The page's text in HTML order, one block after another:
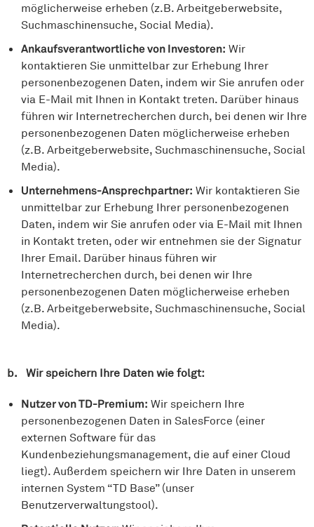
möglicherweise erheben (z.B. Arbeitgeberwebsite,
Suchmaschinensuche, Social Media).
Ankaufsverantwortliche von Investoren: Wir
kontaktieren Sie unmittelbar zur Erhebung Ihrer
personenbezogenen Daten, indem wir Sie anrufen oder
via E-Mail mit Ihnen in Kontakt treten. Darüber hinaus
führen wir Internetrecherchen durch, bei denen wir Ihre
personenbezogenen Daten möglicherweise erheben
(z.B. Arbeitgeberwebsite, Suchmaschinensuche, Social
Media).
Unternehmens-Ansprechpartner: Wir kontaktieren Sie
unmittelbar zur Erhebung Ihrer personenbezogenen
Daten, indem wir Sie anrufen oder via E-Mail mit Ihnen
in Kontakt treten, oder wir entnehmen sie der Signatur
Ihrer Email. Darüber hinaus führen wir
Internetrecherchen durch, bei denen wir Ihre
personenbezogenen Daten möglicherweise erheben
(z.B. Arbeitgeberwebsite, Suchmaschinensuche, Social
Media).
b. Wir speichern Ihre Daten wie folgt:
Nutzer von TD-Premium: Wir speichern Ihre
personenbezogenen Daten in SalesForce (einer
externen Software für das
Kundenbeziehungsmanagement, die auf einer Cloud
liegt). Außerdem speichern wir Ihre Daten in unserem
internen System “TD Base” (unser
Benutzerverwaltungstool).